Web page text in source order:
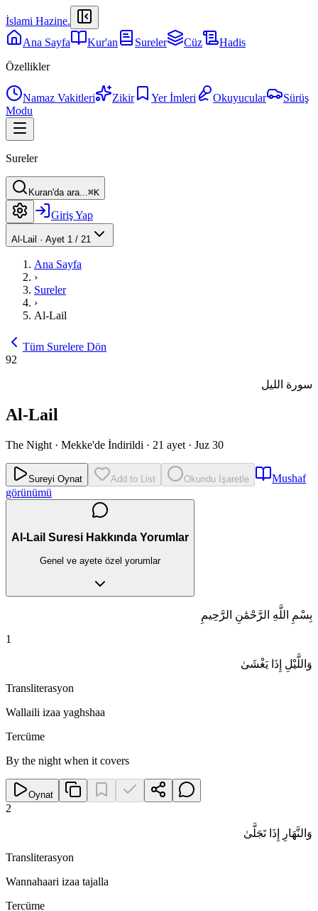
İslami Hazine.
Ana Sayfa
Kur'an Sureler Cüz
Hadis
Özellikler
Namaz Vakitleri Zikir Yer İmleri Okuyucular
Sürüş
Modu
Sureler
Kuran'da ara...⌘K
Giriş Yap
Al-Lail · Ayet 1 / 21
Ana Sayfa
›
Sureler
›
Al-Lail
Tüm Surelere Dön
92
سورة الليل
Al-Lail
The Night · Mekke'de İndirildi · 21 ayet · Juz 30
Sureyi Oynat Add to List Okundu İşaretle
Mushaf
görünümü
Al-Lail Suresi Hakkında Yorumlar
Genel ve ayete özel yorumlar
بِسْمِ اللَّهِ الرَّحْمَٰنِ الرَّحِيمِ
1
وَاللَّيْلِ إِذَا يَغْشَىٰ
Transliterasyon
Wallaili izaa yaghshaa
Tercüme
By the night when it covers
Oynat
2
وَالنَّهَارِ إِذَا تَجَلَّىٰ
Transliterasyon
Wannahaari izaa tajalla
Tercüme